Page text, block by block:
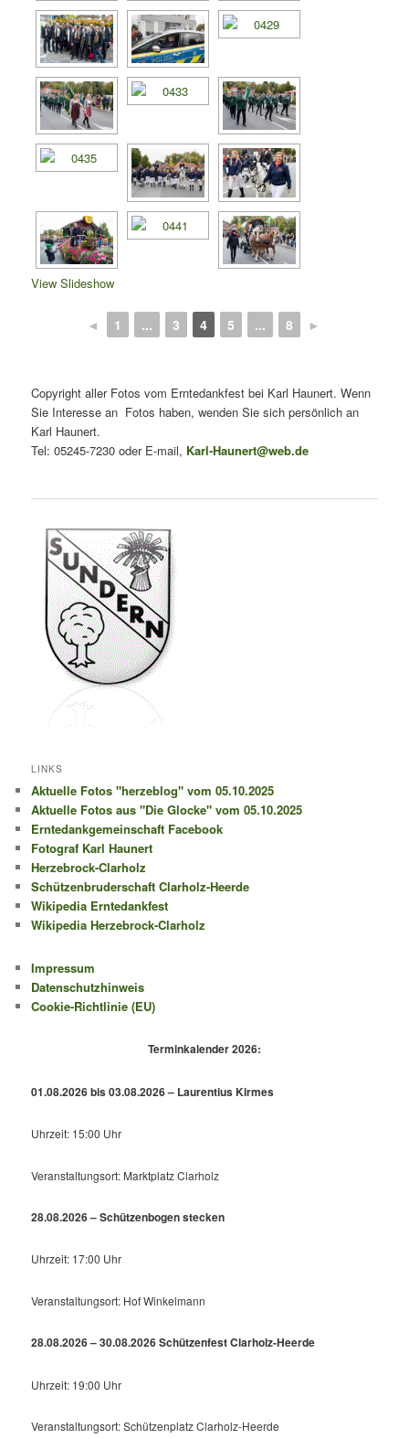
View Slideshow
◄ 1 ... 3 4 5 ... 8 ►
Copyright aller Fotos vom Erntedankfest bei Karl Haunert. Wenn
Sie Interesse an Fotos haben, wenden Sie sich persönlich an
Karl Haunert.
Tel: 05245-7230 oder E-mail, Karl-Haunert@web.de
LINKS
Aktuelle Fotos "herzeblog" vom 05.10.2025
Aktuelle Fotos aus "Die Glocke" vom 05.10.2025
Erntedankgemeinschaft Facebook
Fotograf Karl Haunert
Herzebrock-Clarholz
Schützenbruderschaft Clarholz-Heerde
Wikipedia Erntedankfest
Wikipedia Herzebrock-Clarholz
Impressum
Datenschutzhinweis
Cookie-Richtlinie (EU)
Terminkalender 2026:
01.08.2026 bis 03.08.2026 – Laurentius Kirmes
Uhrzeit: 15:00 Uhr
Veranstaltungsort: Marktplatz Clarholz
28.08.2026 – Schützenbogen stecken
Uhrzeit: 17:00 Uhr
Veranstaltungsort: Hof Winkelmann
28.08.2026 – 30.08.2026 Schützenfest Clarholz-Heerde
Uhrzeit: 19:00 Uhr
Veranstaltungsort: Schützenplatz Clarholz-Heerde